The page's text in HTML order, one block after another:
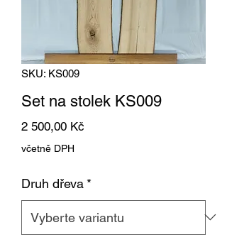
SKU: KS009
Set na stolek KS009
2 500,00 Kč
včetně DPH
Druh dřeva *